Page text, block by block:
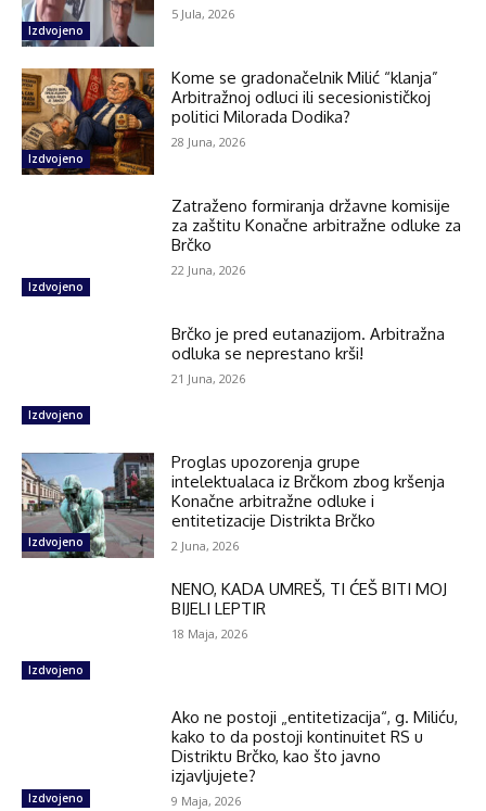
Izdvojeno
5 Jula, 2026
Izdvojeno
Kome se gradonačelnik Milić “klanja”
Arbitražnoj odluci ili secesionističkoj
politici Milorada Dodika?
28 Juna, 2026
Izdvojeno
Zatraženo formiranja državne komisije
za zaštitu Konačne arbitražne odluke za
Brčko
22 Juna, 2026
Izdvojeno
Brčko je pred eutanazijom. Arbitražna
odluka se neprestano krši!
21 Juna, 2026
Izdvojeno
Proglas upozorenja grupe
intelektualaca iz Brčkom zbog kršenja
Konačne arbitražne odluke i
entitetizacije Distrikta Brčko
2 Juna, 2026
Izdvojeno
NENO, KADA UMREŠ, TI ĆEŠ BITI MOJ
BIJELI LEPTIR
18 Maja, 2026
Izdvojeno
Ako ne postoji „entitetizacija“, g. Miliću,
kako to da postoji kontinuitet RS u
Distriktu Brčko, kao što javno
izjavljujete?
9 Maja, 2026